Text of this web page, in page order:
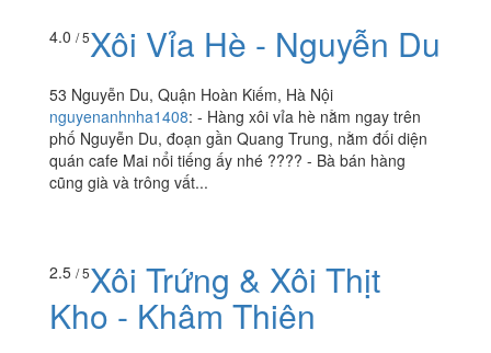
4.0 / 5Xôi Vỉa Hè - Nguyễn Du
53 Nguyễn Du, Quận Hoàn Kiếm, Hà Nội
nguyenanhnha1408: - Hàng xôi vỉa hè nằm ngay trên
phố Nguyễn Du, đoạn gần Quang Trung, nằm đối diện
quán cafe Mai nổi tiếng ấy nhé ???? - Bà bán hàng
cũng già và trông vất...
2.5 / 5Xôi Trứng & Xôi Thịt
Kho - Khâm Thiên